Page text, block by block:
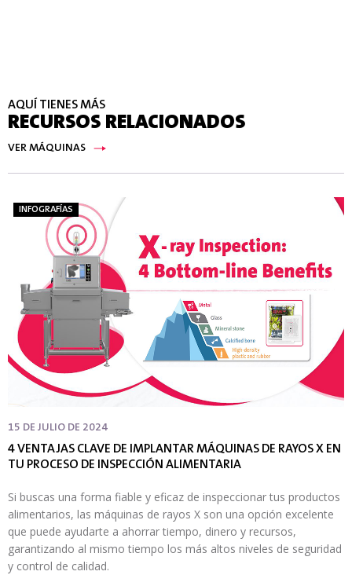
AQUÍ TIENES MÁS
RECURSOS RELACIONADOS
VER MÁQUINAS
INFOGRAFÍAS
15 DE JULIO DE 2024
4 VENTAJAS CLAVE DE IMPLANTAR MÁQUINAS DE RAYOS X EN
TU PROCESO DE INSPECCIÓN ALIMENTARIA
Si buscas una forma fiable y eficaz de inspeccionar tus productos
alimentarios, las máquinas de rayos X son una opción excelente
que puede ayudarte a ahorrar tiempo, dinero y recursos,
garantizando al mismo tiempo los más altos niveles de seguridad
y control de calidad.